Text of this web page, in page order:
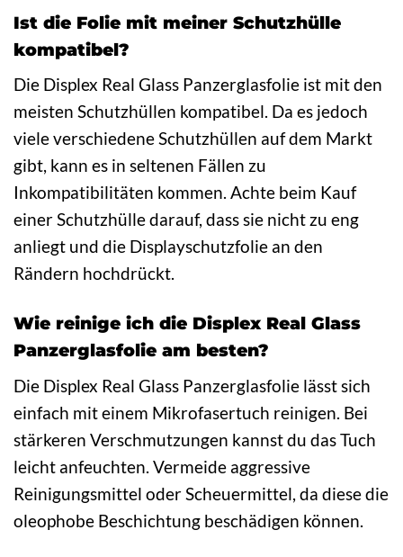
Ist die Folie mit meiner Schutzhülle
kompatibel?
Die Displex Real Glass Panzerglasfolie ist mit den
meisten Schutzhüllen kompatibel. Da es jedoch
viele verschiedene Schutzhüllen auf dem Markt
gibt, kann es in seltenen Fällen zu
Inkompatibilitäten kommen. Achte beim Kauf
einer Schutzhülle darauf, dass sie nicht zu eng
anliegt und die Displayschutzfolie an den
Rändern hochdrückt.
Wie reinige ich die Displex Real Glass
Panzerglasfolie am besten?
Die Displex Real Glass Panzerglasfolie lässt sich
einfach mit einem Mikrofasertuch reinigen. Bei
stärkeren Verschmutzungen kannst du das Tuch
leicht anfeuchten. Vermeide aggressive
Reinigungsmittel oder Scheuermittel, da diese die
oleophobe Beschichtung beschädigen können.